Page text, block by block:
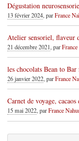
Dégustation
13 février 2024, parFrance
Atelier sensoriel, flaveur
21 décembre 2021, par
les chocolats Bean to Bar
26 janvier 2022, parFrance
Carnet de voyage,
15 mai 2022, parFrance